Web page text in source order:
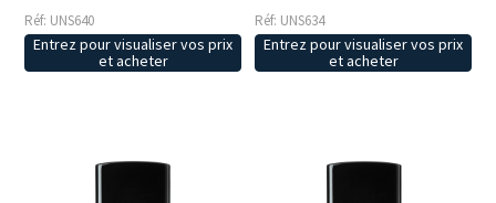
Réf: UNS640
Entrez pour visualiser vos prix
et acheter
Réf: UNS634
Entrez pour visualiser vos prix
et acheter